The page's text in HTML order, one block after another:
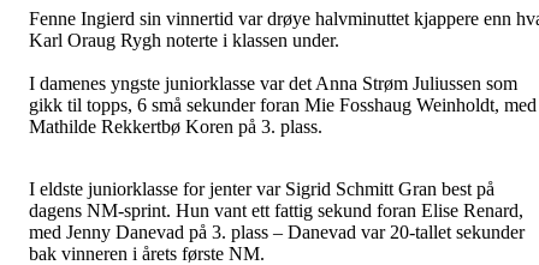
Fenne Ingierd sin vinnertid var drøye halvminuttet kjappere enn
Karl Oraug Rygh noterte i klassen under.
I damenes yngste juniorklasse var det Anna Strøm Juliussen som
gikk til topps, 6 små sekunder foran Mie Fosshaug Weinholdt, med
Mathilde Rekkertbø Koren på 3. plass.
I eldste juniorklasse for jenter var Sigrid Schmitt Gran best på
dagens NM-sprint. Hun vant ett fattig sekund foran Elise Renard,
med Jenny Danevad på 3. plass – Danevad var 20-tallet sekunder
bak vinneren i årets første NM.